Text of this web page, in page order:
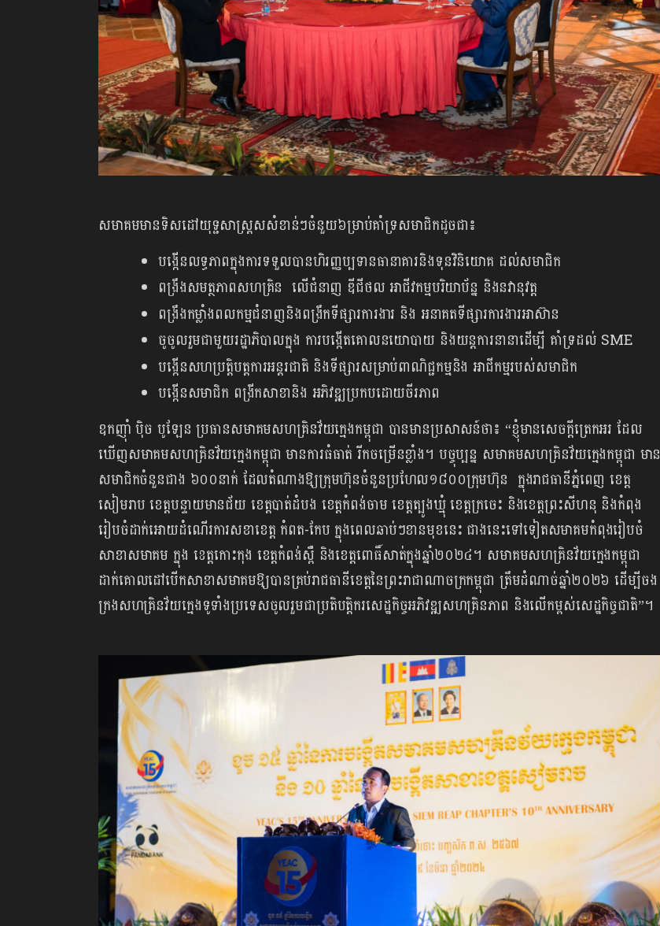
សមាគមមានទិសដៅយុទ្ជសាស្រ្តសសំខាន់ៗចំនួយ៦ម្រាប់គាំទ្រសមាជិកដូចជា៖
បង្កើនលទ្ធភាពក្នុងការទទួលបានហិរញ្ញប្បទានធានាគារនិងទុនវិនិយោគ ដល់សមាជិក
ពង្រឹងសមត្ថភាពសហគ្រិន លើជំនាញ ឌីជីថល អាជីវកម្មបរិយាប័ន្ន និងនវានុវត្ត
ពង្រឹងកម្លាំងពលកម្មជំនាញនិងពង្រឹកទីផ្សារការងារ​ និង អនាគតទីផ្សារការងារអាស៊ាន
ចូចូលរួមជាមួយរដ្ឋាភិបាលក្នុង ការបង្កើតគោលនយោបាយ និងយន្តការនានាដើម្បី គាំទ្រដល់ SME
បង្កើនសហប្រត្តិបត្តការអន្តរជាតិ និងទីផ្សារសម្រាប់ពាណិជ្ជកម្មនិង អាជីកម្មរបស់សមាជិក
បង្កើនសមាជិក ពង្រីកសាខានិង អភិវឌ្ឍប្រកបដោយចីរភាព
ឧកញ៉ាំ ប៉ិច បូឡែន ប្រធានសមាគមសហគ្រិនវ័យក្មេងកម្ពុជា បានមានប្រសាសន៍ថា៖ “ខ្ញុំមានសេចក្តីត្រេកអរ ដែល
ឃើញសមាគមសហគ្រិនវ័យក្មេងកម្ពុជា មានការធំធាត់ រីកចម្រើនខ្លាំង។ បច្ចុប្បន្ន សមាគមសហគ្រិនវ័យក្មេងកម្ពុជា មាន
សមាជិកចំនួនជាង ៦០០នាក់ ដែលតំណាងឱ្យក្រុមហ៊ុនចំនួនប្រហែល១៨០០ក្រុមហ៊ុន ក្នុងរាជធានីភ្នំពេញ ខេត្ត
សៀមរាប ខេត្តបន្ទាយមានជ័យ ខេត្តបាត់ដំបង ខេត្តកំពង់ចាម ខេត្តត្បូងឃ្មុំ ខេត្តក្រចេះ និងខេត្តព្រះសីហនុ និងកំពុង
រៀបចំដាក់អោយដំណើរការសខាខេត្ត កំពត-កែប ក្នុងពេលឆាប់ៗខានមុខនេះ ជាងនេះទៅទៀតសមាគមកំពុងរៀបចំ
សាខាសមាគម ក្នុង ខេត្តកោះកុង ខេត្តកំពង់ស្ពឺ និងខេត្តពោធិ៍សាត់ក្នុងឆ្នាំ២០២៤។ សមាគមសហគ្រិនវ័យក្មេងកម្ពុជា
ដាក់គោលដៅបើកសាខាសមាគមឱ្យបានគ្រប់រាជធានីខេត្តនៃព្រះរាជាណាចក្រកម្ពុជា ត្រឹមដំណាច់ឆ្នាំ២០២៦ ដើម្បីចង
ក្រងសហគ្រិនវ័យក្មេងទូទាំងប្រទេសចូលរួមជាប្រតិបត្តិករសេដ្ឋកិច្ចអភិវឌ្ឍសហគ្រិនភាព និងលើកម្ពស់សេដ្ឋកិច្ចជាតិ”។